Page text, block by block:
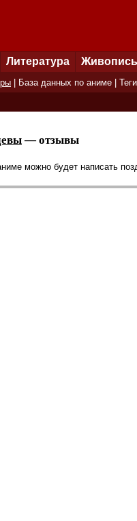
Литература Живопись
База данных по аниме Теги
— отзывы
можно будет написать